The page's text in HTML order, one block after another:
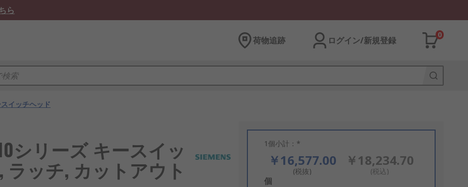
ら
荷物追跡 ログイン/新規登録
0
イッチヘッド
シリーズ キースイッ
ッチ, カットアウト
1個小計：*
￥16,577.00
(税抜)
￥18,234.70
(税込)
Add
個